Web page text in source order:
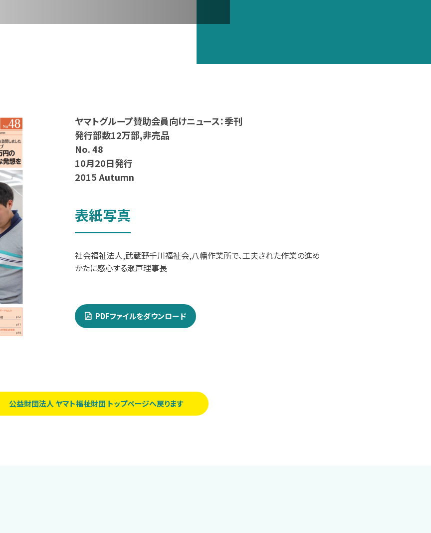
ヤマトグループ賛助会員向けニュース：季刊
発行部数12万部,非売品
No. 48
10月20日発行
2015 Autumn
表紙写真
社会福祉法人,武蔵野千川福祉会,八幡作業所で、工夫された作業の進め
かたに感心する瀬戸理事長
PDFファイルをダウンロード
公益財団法人 ヤマト福祉財団 トップページへ戻ります